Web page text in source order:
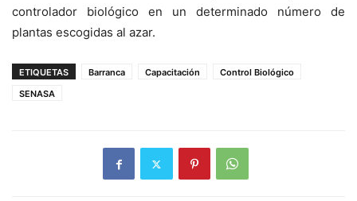
controlador biológico en un determinado número de
plantas escogidas al azar.
ETIQUETAS Barranca Capacitación
Control Biológico
SENASA